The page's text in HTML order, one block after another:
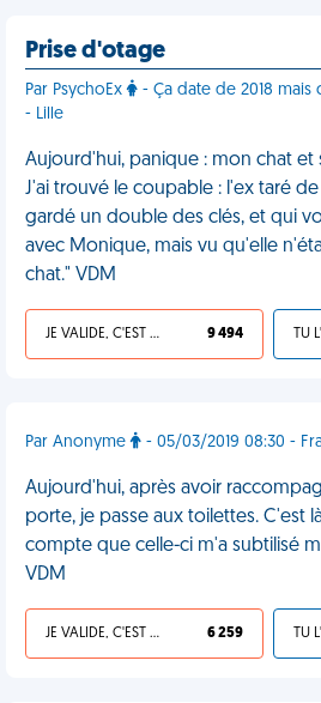
Prise d'otage
Par PsychoEx
- Ça date de 2018
- Lille
Aujourd'hui, panique : mon chat et
J'ai trouvé le coupable : l'ex taré
gardé un double des clés, et qui
avec Monique, mais vu qu'elle
chat." VDM
JE VALIDE, C'EST UNE VDM 9 494
Par Anonyme - 05/03/2019 08:30 -
Aujourd'hui, après avoir
porte, je passe aux toilettes. C'est
compte que celle-ci m'a subtilisé
VDM
JE VALIDE, C'EST UNE VDM 6 259